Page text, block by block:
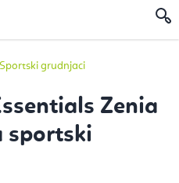
Sportski grudnjaci
Zenia
sportski